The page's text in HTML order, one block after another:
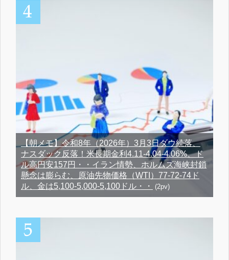
【朝メモ】令和8年（2026年）3月3日ダウ続落、
ナスダック反落！米長期金利4.11-4.04-4.06%、ド
ル高円安157円・・イラン情勢、ホルムズ海峡封鎖
懸念は膨らむ、原油先物価格（WTI）77-72-74ド
ル、金は5,100-5,000-5,100ドル・・
(2pv)